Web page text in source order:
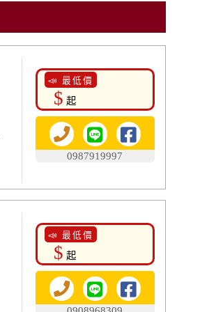
📣 最低價
$ 起
0987919997
📣 最低價
$ 起